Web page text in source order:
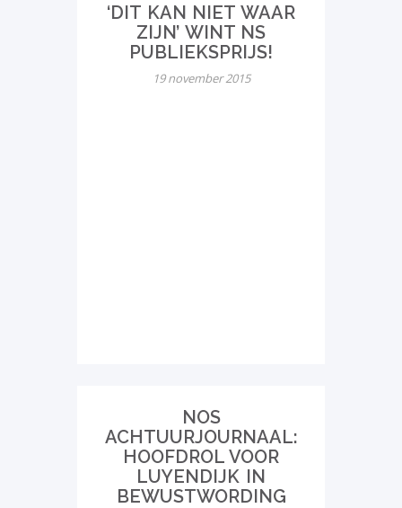
‘DIT KAN NIET WAAR
ZIJN’ WINT NS
PUBLIEKSPRIJS!
19 november 2015
NOS
ACHTUURJOURNAAL:
HOOFDROL VOOR
LUYENDIJK IN
BEWUSTWORDING